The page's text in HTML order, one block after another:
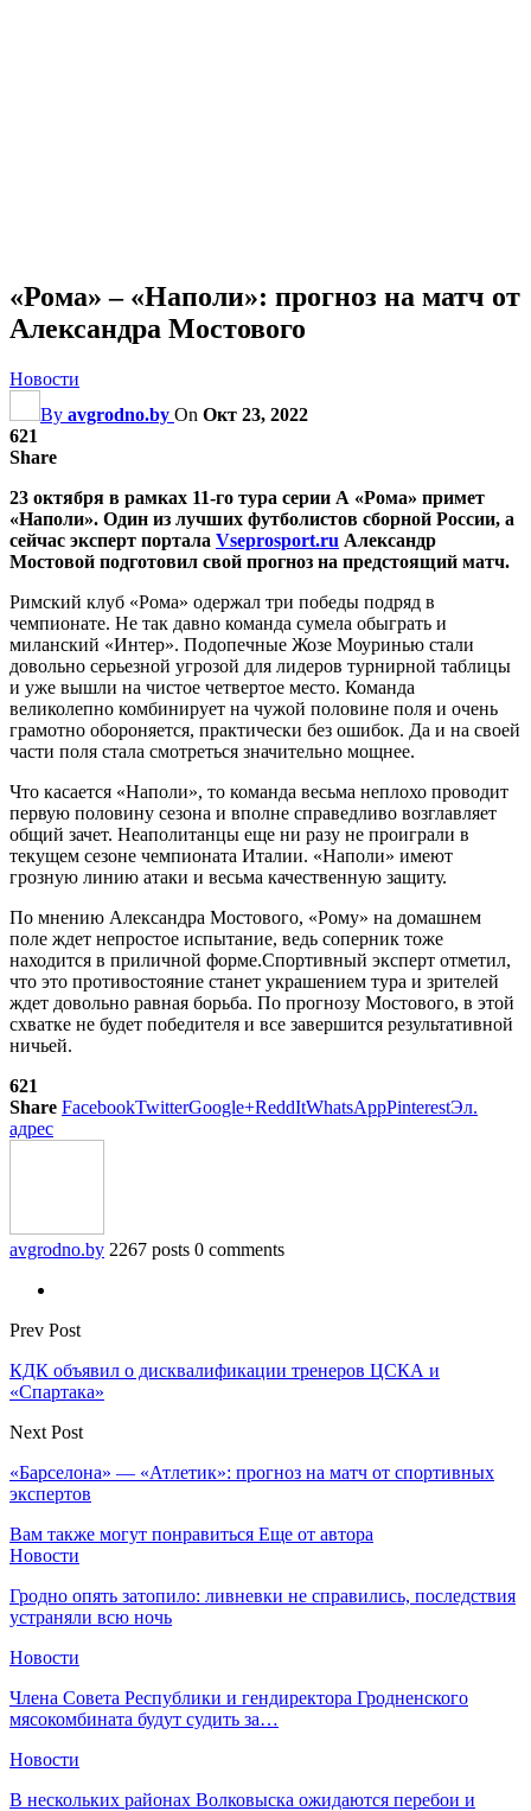
«Рома» – «Наполи»: прогноз на матч от
Александра Мостового
Новости
By avgrodno.by On Окт 23, 2022
621
Share
23 октября в рамках 11-го тура серии А «Рома» примет
«Наполи». Один из лучших футболистов сборной России, а
сейчас эксперт портала Vseprosport.ru Александр
Мостовой подготовил свой прогноз на предстоящий матч.
Римский клуб «Рома» одержал три победы подряд в
чемпионате. Не так давно команда сумела обыграть и
миланский «Интер». Подопечные Жозе Моуринью стали
довольно серьезной угрозой для лидеров турнирной таблицы
и уже вышли на чистое четвертое место. Команда
великолепно комбинирует на чужой половине поля и очень
грамотно обороняется, практически без ошибок. Да и на своей
части поля стала смотреться значительно мощнее.
Что касается «Наполи», то команда весьма неплохо проводит
первую половину сезона и вполне справедливо возглавляет
общий зачет. Неаполитанцы еще ни разу не проиграли в
текущем сезоне чемпионата Италии. «Наполи» имеют
грозную линию атаки и весьма качественную защиту.
По мнению Александра Мостового, «Рому» на домашнем
поле ждет непростое испытание, ведь соперник тоже
находится в приличной форме.Спортивный эксперт отметил,
что это противостояние станет украшением тура и зрителей
ждет довольно равная борьба. По прогнозу Мостового, в этой
схватке не будет победителя и все завершится результативной
ничьей.
621
Share FacebookTwitterGoogle+ReddItWhatsAppPinterestЭл.
адрес
avgrodno.by 2267 posts 0 comments
Prev Post
КДК объявил о дисквалификации тренеров ЦСКА и
«Спартака»
Next Post
«Барселона» — «Атлетик»: прогноз на матч от спортивных
экспертов
Вам также могут понравиться Еще от автора
Новости
Гродно опять затопило: ливневки не справились, последствия
устраняли всю ночь
Новости
Члена Совета Республики и гендиректора Гродненского
мясокомбината будут судить за…
Новости
В нескольких районах Волковыска ожидаются перебои и